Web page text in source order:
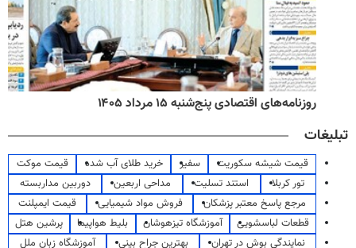
روزنامه‌های اقتصادی پنج‌شنبه ۱۵ مرداد ۱۴۰۵
تبلیغات
قیمت شیشه سکوریت سفیر خرید طلای آب شده
قیمت موکت
تور کربلا
استند تسلیت مداحی اربعین
دوربین مداربسته
مرجع پاسخ معتبر پزشکان
فروش مواد شیمیایی
قیمت ایمپلنت
قطعات لباسشویی
آموزشگاه تیزهوشان بلیط هواپیما
پرشین هتل
نمایندگی بوش در تهران
بهترین جراح بینی
آموزشگاه زبان ملل